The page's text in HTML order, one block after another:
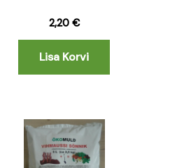
2,20 €
Lisa Korvi